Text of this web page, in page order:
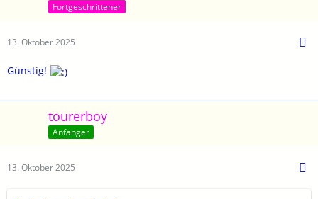
Fortgeschrittener
13. Oktober 2025
Günstig!
tourerboy
Anfänger
13. Oktober 2025